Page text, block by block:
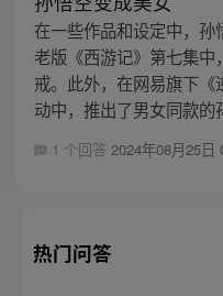
在一些作品和设定中，
老版《西游记》第七集
戒。此外，在网易旗下
动中，推出了男女同款
1 个回答 2024年08月25日
热门问答